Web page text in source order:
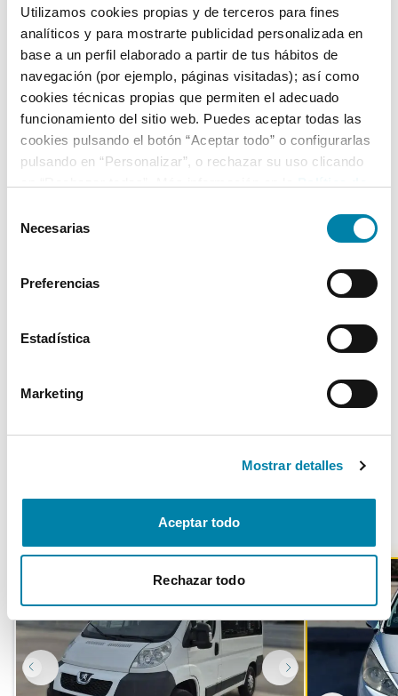
Utilizamos cookies propias y de terceros para fines
analíticos y para mostrarte publicidad personalizada en
base a un perfil elaborado a partir de tus hábitos de
navegación (por ejemplo, páginas visitadas); así como
cookies técnicas propias que permiten el adecuado
funcionamiento del sitio web. Puedes aceptar todas las
cookies pulsando el botón “Aceptar todo” o configurarlas
pulsando en “Personalizar”, o rechazar su uso clicando
Necesarias
Preferencias
Estadística
Marketing
Mostrar detalles
Aceptar todo
Rechazar todo
Equipamiento*
Detalles destacados
Función Mirror Screen (Apple CarPlay / Android Auto
/ MirrorLink)
* La información de Equipamiento puede no reflejar todos los detalles
Más de 3.500 clientes satisfechos
Otros coches parecidos